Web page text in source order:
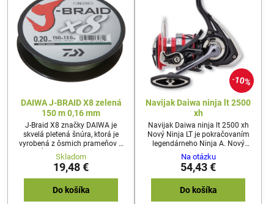
DAIWA J-BRAID X8 zelená
150 m 0,16 mm
J-Braid X8 značky DAIWA je
skvelá pletená šnúra, ktorá je
vyrobená z ôsmich prameňov a
napĺňa všetky požiadavky
kladené na kvalitnú modernú
pletenú šnúru. Nezáleží čo chcete
uloviť - veľkého morského
predátora ako je halibut, treska
Skladom
19,48 €
Do košíka
10%
Navijak Daiwa ninja lt 2500
xh
Navijak Daiwa ninja lt 2500 xh
Nový Ninja LT je pokračovaním
legendárneho Ninja A. Nový
Ninja LT presvedčí opticky aj
technicky. Ultra hladký a
rovnomerný chod je skutočným
vrcholom. Vďaka integrácii
konceptu LT sa inžinierom DAIWA
Na otázku
54,43 €
Do košíka